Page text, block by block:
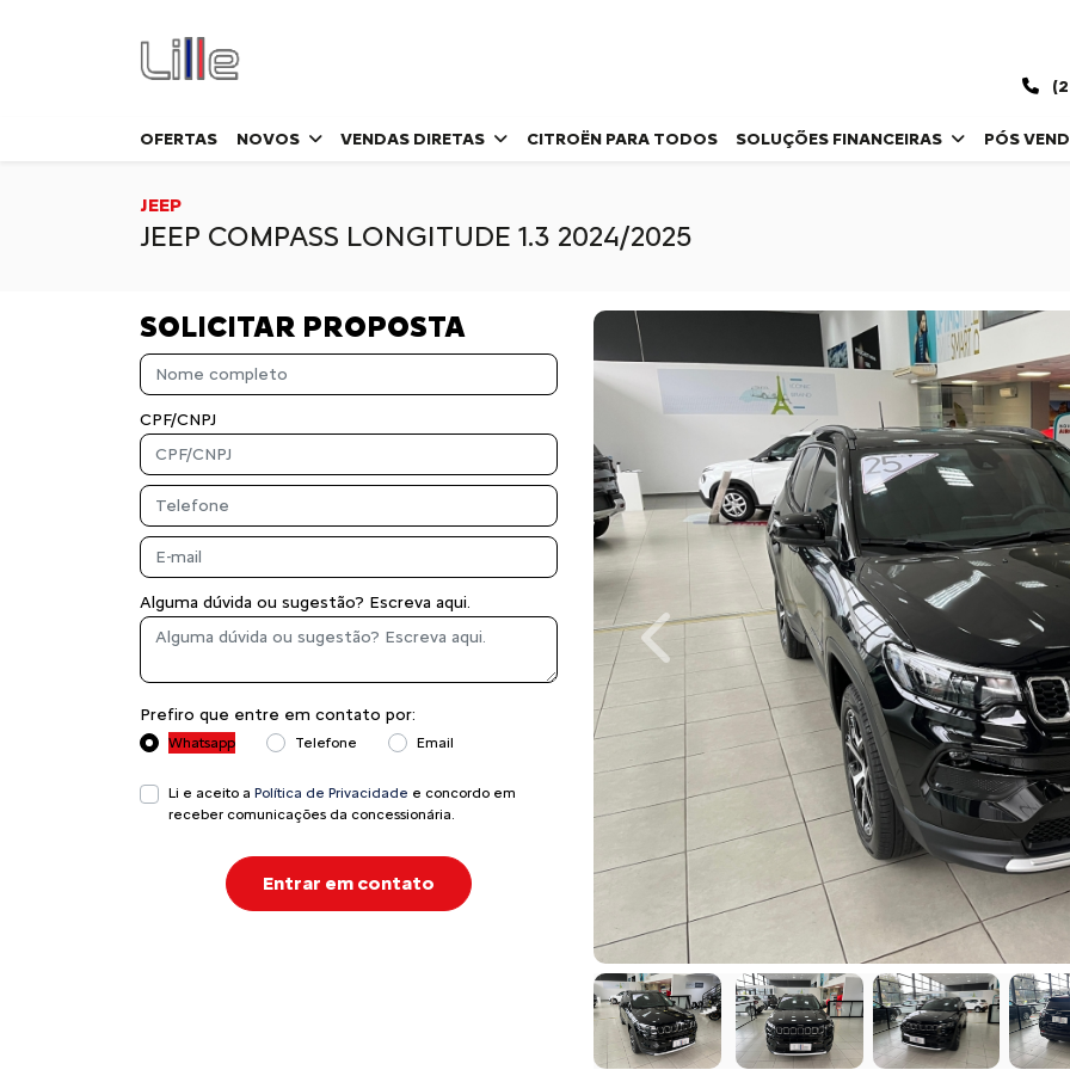
OFERTAS NOVOS VENDAS DIRETAS CITROËN PARA TODOS SOLUÇÕES FINANCEIRAS PÓS
JEEP
JEEP COMPASS LONGITUDE 1.3 2024/2025
Previous
SOLICITAR PROPOSTA
CPF/CNPJ
Alguma dúvida ou sugestão? Escreva aqui.
Prefiro que entre em contato por:
Whatsapp Telefone Email
Li e aceito a Política de Privacidade e concordo em
receber comunicações da concessionária.
Entrar em contato